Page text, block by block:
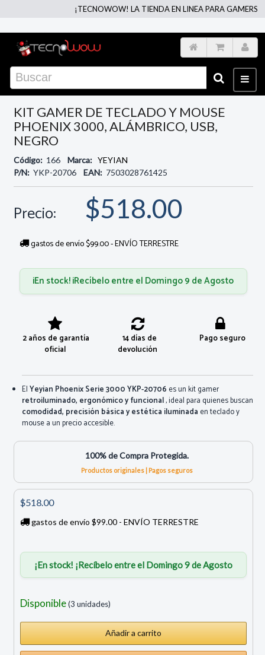
¡TECNOWOW! LA TIENDA EN LINEA PARA GAMERS -
KIT GAMER DE TECLADO Y MOUSE
PHOENIX 3000, ALÁMBRICO, USB,
NEGRO
Código: 166 Marca: YEYIAN
P/N: YKP-20706 EAN: 7503028761425
Precio: $518.00
gastos de envío $99.00 - ENVÍO TERRESTRE
¡En stock! ¡Recíbelo entre el Domingo 9 de Agosto
2 años de garantía
oficial
14 días de
devolución
Pago seguro
ElYeyian Phoenix Serie 3000 YKP-20706 es un kit gamer
retroiluminado, ergonómico y funcional, ideal para quienes buscan
comodidad, precisión básica y estética iluminada en teclado y
mouse a un precio accesible.
100% de Compra Protegida.
Productos originales | Pagos seguros
$518.00
gastos de envío $99.00 - ENVÍO TERRESTRE
¡En stock! ¡Recíbelo entre el Domingo 9 de Agosto
Disponible(3 unidades)